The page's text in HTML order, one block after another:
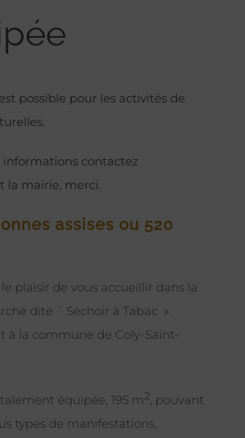
possible pour les activités de
informations contactez
la mairie, merci.
assises ou 520
plaisir de vous accueillir dans la
dite ¨ Séchoir à Tabac »
à la commune de Coly-Saint-
équipée, 195 m2 , pouvant
types de manifestations,